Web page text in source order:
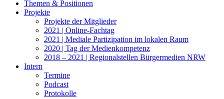
Themen & Positionen
Projekte
Projekte der Mitglieder
2021 | Online-Fachtag
2021 | Mediale Partizipation im lokalen Raum
2020 | Tag der Medienkompetenz
2018 – 2021 | Regionalstellen Bürgermedien NRW
Intern
Termine
Podcast
Protokolle